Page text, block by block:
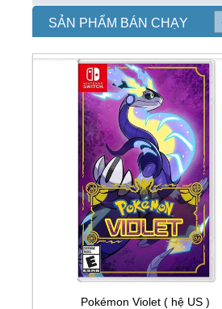
SẢN PHẨM BÁN CHẠY
Pokémon Violet ( hệ US )